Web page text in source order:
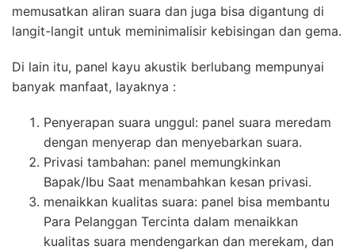
memusatkan aliran suara dan juga bisa digantung di
langit-langit untuk meminimalisir kebisingan dan gema.
Di lain itu, panel kayu akustik berlubang mempunyai
banyak manfaat, layaknya :
Penyerapan suara unggul: panel suara meredam
dengan menyerap dan menyebarkan suara.
Privasi tambahan: panel memungkinkan
Bapak/Ibu Saat menambahkan kesan privasi.
menaikkan kualitas suara: panel bisa membantu
Para Pelanggan Tercinta dalam menaikkan
kualitas suara mendengarkan dan merekam, dan